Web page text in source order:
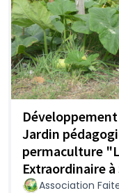
Jardin
permaculture
Extraordinaire
Association